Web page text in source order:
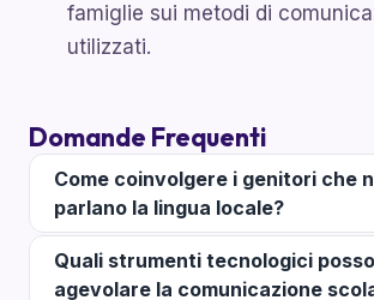
famiglie sui metodi di
utilizzati.
Domande Frequenti
Come coinvolgere i genitori che
parlano la lingua locale?
Quali strumenti tecnologici
agevolare la comunicazione